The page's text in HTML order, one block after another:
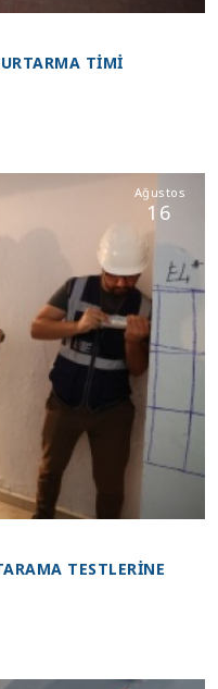
TİMİ
Ağustos
16
TESTLERİNE